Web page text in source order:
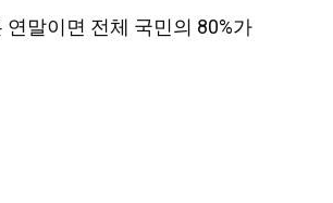
말이면 전체 국민의 80%가